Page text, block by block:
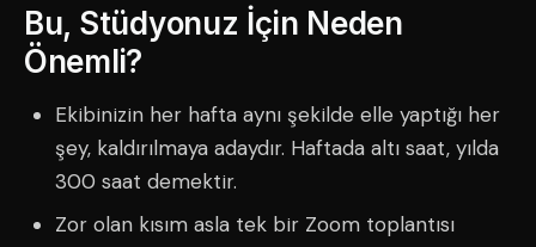
Bu, Stüdyonuz İçin Neden
Önemli?
Ekibinizin her hafta aynı şekilde elle yaptığı her
şey, kaldırılmaya adaydır. Haftada altı saat, yılda
300 saat demektir.
Zor olan kısım asla tek bir Zoom toplantısı